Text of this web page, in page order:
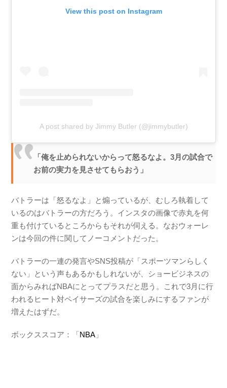
View this post on Instagram
A post shared by Jimmy Butler (@jimmybutler)
「俺を止められないからって怒るなよ。3月の試合で
お前の実力を見させてもらおう」
バトラーは「怒るなよ」と煽っているが、むしろ執着して
いるのはバトラーの方だろう。インスタの画像で赤丸を何
重も付けているところからもそれが伺える。なおウォーレ
ンは今回の件に関してノーコメントだった。
バトラーの一連の発言やSNS投稿が「スポーツマンらしく
ない」という声もあるかもしれないが、ショービジネスの
面からみればNBAにとってプラスだと思う。これで3月に行
われるヒート対ペイサーズの試合を楽しみにするファンが
増えたはずだ。
ボックススコア：「NBA 」